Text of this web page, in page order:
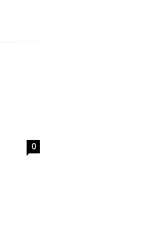
0